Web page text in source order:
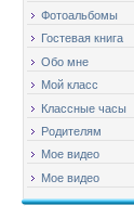
Фотоальбомы
Гостевая книга
Обо мне
Мой класс
Классные часы
Родителям
Мое видео
Мое видео